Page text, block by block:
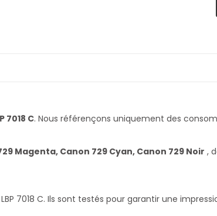
7018 C. Nous référençons uniquement des
Magenta, Canon 729 Cyan, Canon 729 Noir ,
7018 C. Ils sont testés pour garantir une